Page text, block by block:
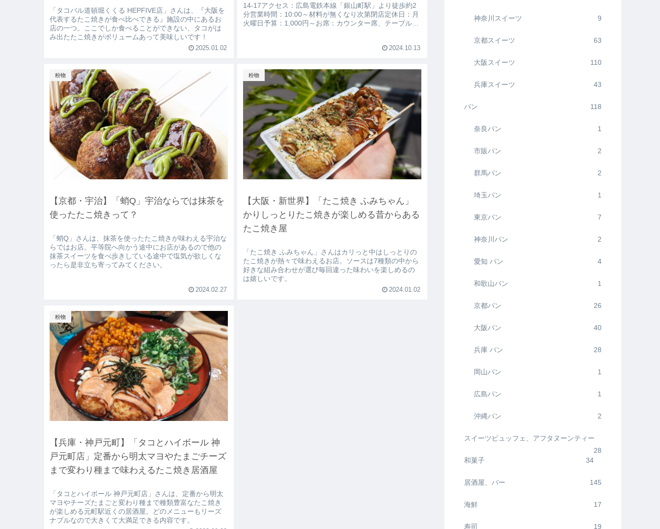
「タコバル道頓堀くくる HEPFIVE店」さんは、『大阪を
代表するたこ焼きが食べ比べできる』施設の中にあるお
店の一つ。ここでしか食べることができない、タコがは
み出たたこ焼きがボリュームあって美味しいです！
2025.01.02
14-17アクセス：広島電鉄本線「銀山町駅」より徒歩約2
分営業時間：10:00～材料が無くなり次第閉店定休日：月
火曜日予算：1,000円～お席：カウンター席、テーブル席
2024.10.13
粉物
【京都・宇治】「蛸Q」宇治ならでは抹茶を
使ったたこ焼きって？
「蛸Q」さんは、抹茶を使ったたこ焼きが味わえる宇治な
らではお店。平等院へ向かう途中にお店があるので他の
抹茶スイーツを食べ歩きしている途中で塩気が欲しくな
ったら是非立ち寄ってみてください。
2024.02.27
粉物
【大阪・新世界】「たこ焼き ふみちゃん」
かりしっとりたこ焼きが楽しめる昔からある
たこ焼き屋
「たこ焼き ふみちゃん」さんはカリっと中はしっとりの
たこ焼きが熱々で味わえるお店。ソースは7種類の中から
好きな組み合わせが選び毎回違った味わいを楽しめるの
は嬉しいです。
2024.01.02
粉物
【兵庫・神戸元町】「タコとハイボール 神
戸元町店」定番から明太マヨやたまごチーズ
まで変わり種まで味わえるたこ焼き居酒屋
「タコとハイボール 神戸元町店」さんは、定番から明太
マヨやチーズたまごと変わり種まで種類豊富なたこ焼き
が楽しめる元町駅近くの居酒屋。どのメニューもリーズ
ナブルなので大きくて大満足できる内容です。
神奈川スイーツ 9
京都スイーツ 63
大阪スイーツ 110
兵庫スイーツ 43
パン 118
奈良パン 1
市販パン 2
群馬パン 2
埼玉パン 1
東京パン 7
神奈川パン 2
愛知 パン 4
和歌山パン 1
京都パン 26
大阪パン 40
兵庫 パン 28
岡山パン 1
広島パン 1
沖縄パン 2
スイーツビュッフェ、アフタヌーンティー
28
和菓子
34
居酒屋、バー 145
海鮮 17
寿司 19